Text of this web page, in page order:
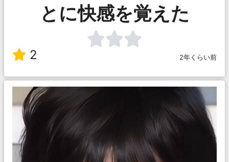
とに快感を覚えた
2 2年くらい前